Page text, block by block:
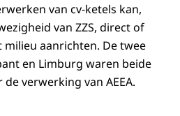
van cv-ketels kan,
van ZZS, direct of
milieu aanrichten. De twee
en Limburg waren beide
verwerking van AEEA.